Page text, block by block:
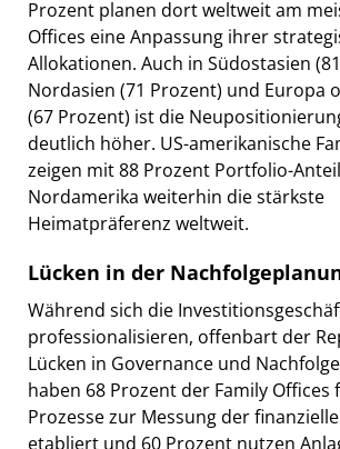
Prozent planen dort weltweit am
Offices eine Anpassung ihrer
Allokationen. Auch in Südostasien
Nordasien (71 Prozent) und Europa
(67 Prozent) ist die
deutlich höher. US-amerikanische
zeigen mit 88 Prozent Portfolio-
Nordamerika weiterhin die stärkste
Heimatpräferenz weltweit.
Lücken in der
Während sich die
professionalisieren, offenbart der
Lücken in Governance und
haben 68 Prozent der Family Offices
Prozesse zur Messung der
etabliert und 60 Prozent nutzen